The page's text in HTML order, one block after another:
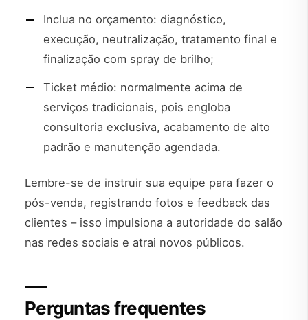
Inclua no orçamento: diagnóstico,
execução, neutralização, tratamento final e
finalização com spray de brilho;
Ticket médio: normalmente acima de
serviços tradicionais, pois engloba
consultoria exclusiva, acabamento de alto
padrão e manutenção agendada.
Lembre-se de instruir sua equipe para fazer o
pós-venda, registrando fotos e feedback das
clientes – isso impulsiona a autoridade do salão
nas redes sociais e atrai novos públicos.
Perguntas frequentes